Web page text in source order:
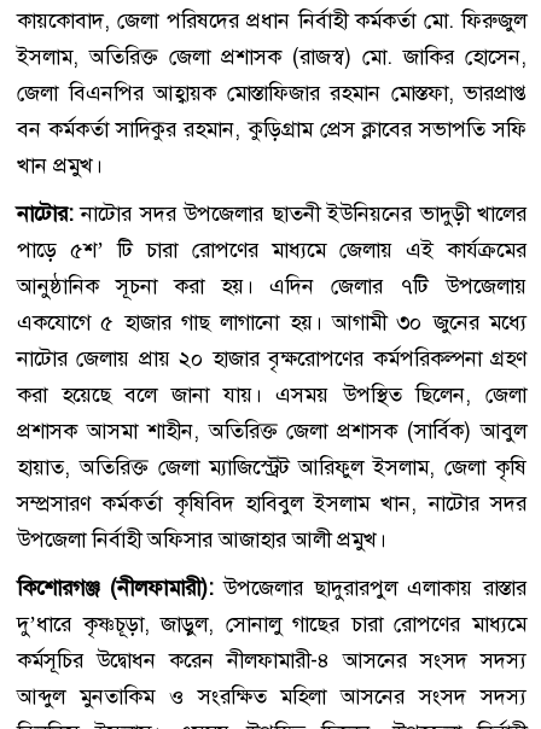
কায়কোবাদ, জেলা পরিষদের প্রধান নির্বাহী কর্মকর্তা মো. ফিরুজুল
ইসলাম, অতিরিক্ত জেলা প্রশাসক (রাজস্ব) মো. জাকির হোসেন,
জেলা বিএনপির আহ্বায়ক মোস্তাফিজার রহমান মোস্তফা, ভারপ্রাপ্ত
বন কর্মকর্তা সাদিকুর রহমান, কুড়িগ্রাম প্রেস ক্লাবের সভাপতি সফি
খান প্রমুখ।
নাটোর:নাটোর সদর উপজেলার ছাতনী ইউনিয়নের ভাদুড়ী খালের
পাড়ে ৫শ’ টি চারা রোপণের মাধ্যমে জেলায় এই কার্যক্রমের
আনুষ্ঠানিক সূচনা করা হয়। এদিন জেলার ৭টি উপজেলায়
একযোগে ৫ হাজার গাছ লাগানো হয়। আগামী ৩০ জুনের মধ্যে
নাটোর জেলায় প্রায় ২০ হাজার বৃক্ষরোপণের কর্মপরিকল্পনা গ্রহণ
করা হয়েছে বলে জানা যায়। এসময় উপস্থিত ছিলেন, জেলা
প্রশাসক আসমা শাহীন, অতিরিক্ত জেলা প্রশাসক (সার্বিক) আবুল
হায়াত, অতিরিক্ত জেলা ম্যাজিস্ট্রেট আরিফুল ইসলাম, জেলা কৃষি
সম্প্রসারণ কর্মকর্তা কৃষিবিদ হাবিবুল ইসলাম খান, নাটোর সদর
উপজেলা নির্বাহী অফিসার আজাহার আলী প্রমুখ।
কিশোরগঞ্জ (নীলফামারী):উপজেলার ছাদুরারপুল এলাকায় রাস্তার
দু’ধারে কৃষ্ণচূড়া, জাড়ুল, সোনালু গাছের চারা রোপণের মাধ্যমে
কর্মসূচির উদ্বোধন করেন নীলফামারী-৪ আসনের সংসদ সদস্য
আব্দুল মুনতাকিম ও সংরক্ষিত মহিলা আসনের সংসদ সদস্য